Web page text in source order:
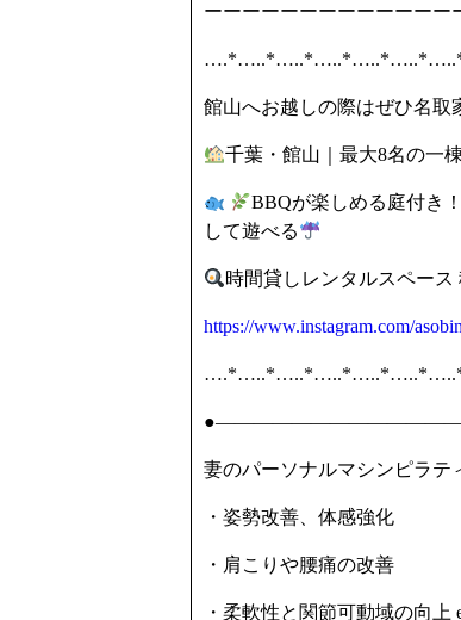
ーーーーーーーーーーーーー
館山へお越しの際はぜひ名取
千葉・館山｜最大8名の一
BBQが楽しめる庭付き！
して遊べる
時間貸しレンタルスペー
https://www.instagram.com/
妻のパーソナルマシンピラテ
・姿勢改善、体感強化
・肩こりや腰痛の改善
・柔軟性と関節可動域の向上